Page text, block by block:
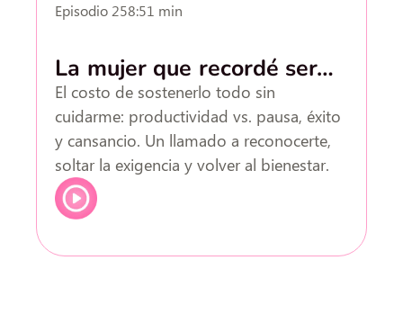
Episodio 258:51 min
La mujer que recordé ser…
El costo de sostenerlo todo sin
cuidarme: productividad vs. pausa, éxito
y cansancio. Un llamado a reconocerte,
soltar la exigencia y volver al bienestar.